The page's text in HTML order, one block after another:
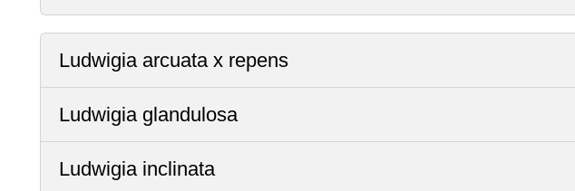
Ludwigia arcuata x repens
Ludwigia glandulosa
Ludwigia inclinata